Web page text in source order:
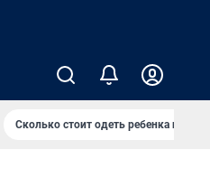
Сколько стоит одеть ребенка на